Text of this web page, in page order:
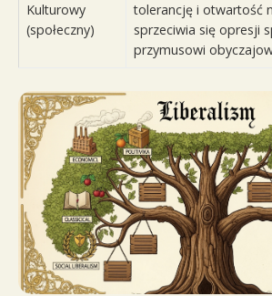
Kulturowy
(społeczny)
tolerancję i otwartość
sprzeciwia się opresji
przymusowi